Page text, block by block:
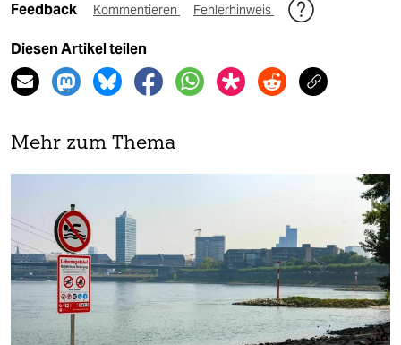
Feedback Kommentieren Fehlerhinweis
Diesen Artikel teilen
Mehr zum Thema